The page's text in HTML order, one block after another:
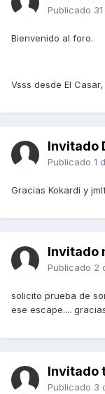
Publicado
Bienvenido al foro.
Vsss desde El
Invitado
Publicado 1
Gracias Kokardi y
Invitado
Publicado 2
solicito prueba de
ese escape....
Invitado
Publicado 3